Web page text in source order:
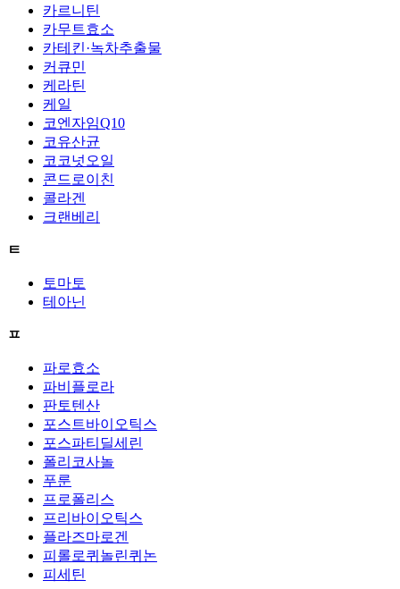
카르니틴
카무트효소
카테킨·녹차추출물
커큐민
케라틴
케일
코엔자임Q10
코유산균
코코넛오일
콘드로이친
콜라겐
크랜베리
ㅌ
토마토
테아닌
ㅍ
파로효소
파비플로라
판토텐산
포스트바이오틱스
포스파티딜세린
폴리코사놀
푸룬
프로폴리스
프리바이오틱스
플라즈마로겐
피롤로퀴놀린퀴논
피세틴